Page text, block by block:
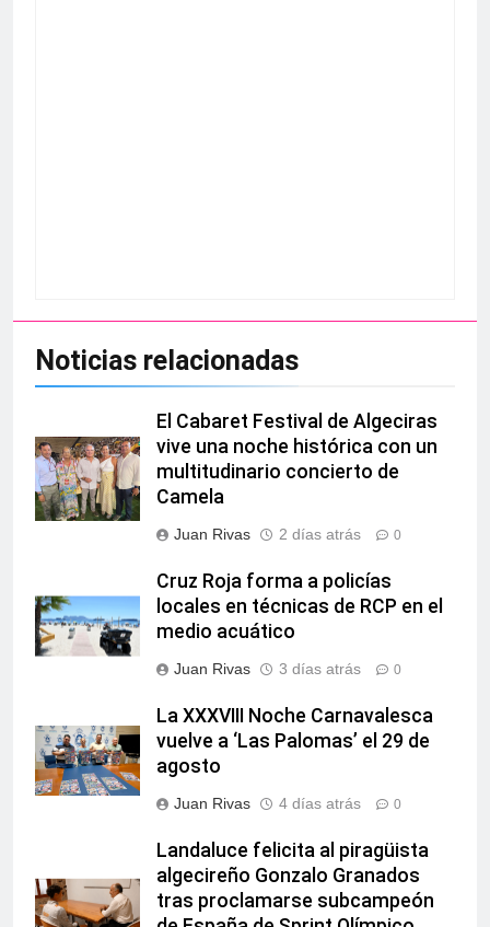
Noticias relacionadas
El Cabaret Festival de Algeciras
vive una noche histórica con un
multitudinario concierto de
Camela
Juan Rivas 2 días atrás 0
Cruz Roja forma a policías
locales en técnicas de RCP en el
medio acuático
Juan Rivas 3 días atrás 0
La XXXVIII Noche Carnavalesca
vuelve a ‘Las Palomas’ el 29 de
agosto
Juan Rivas 4 días atrás 0
Landaluce felicita al piragüista
algecireño Gonzalo Granados
tras proclamarse subcampeón